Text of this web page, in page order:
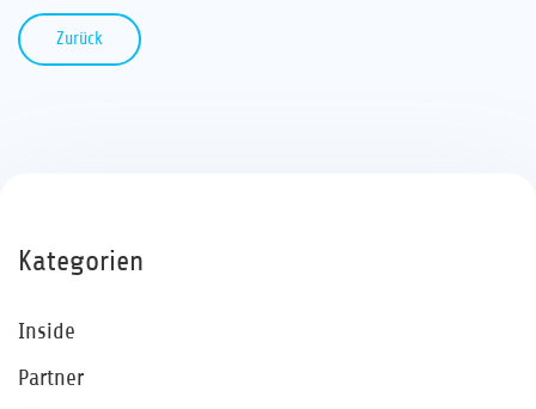
Zurück
Kategorien
Inside
Partner